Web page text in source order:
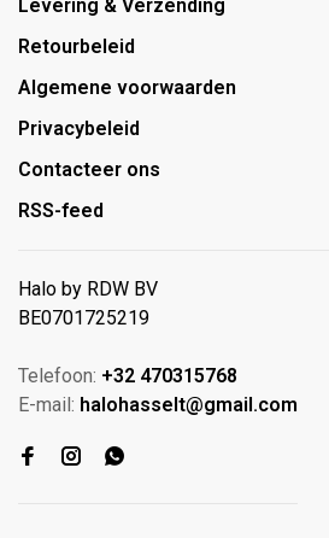
Levering & Verzending
Retourbeleid
Algemene voorwaarden
Privacybeleid
Contacteer ons
RSS-feed
Halo by RDW BV
BE0701725219
Telefoon: +32 470315768
E-mail: halohasselt@gmail.com